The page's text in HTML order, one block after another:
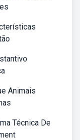
Animais
Técnica De